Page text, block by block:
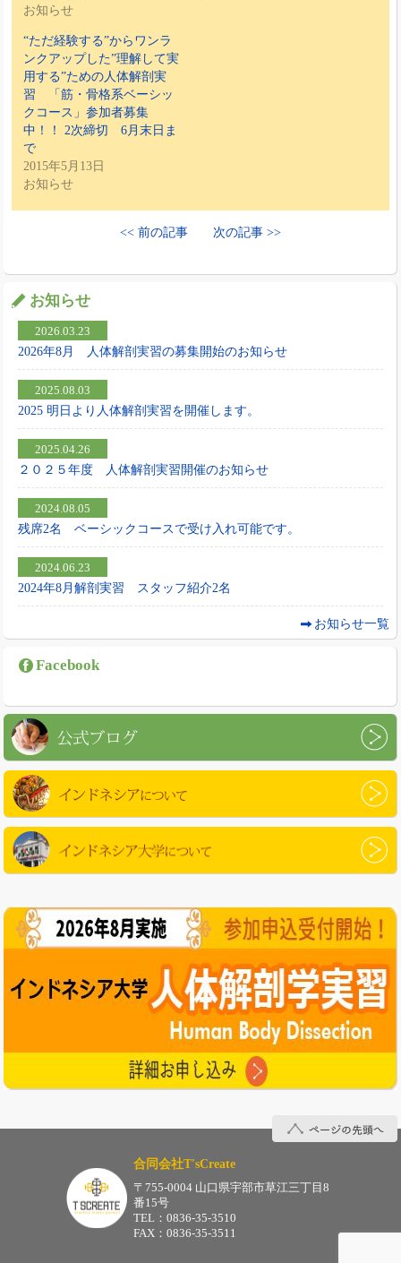
お知らせ
“ただ経験する”からワンラ
ンクアップした”理解して実
用する”ための人体解剖実
習 「筋・骨格系ベーシッ
クコース」参加者募集
中！！ 2次締切 6月末日ま
で
2015年5月13日
お知らせ
<< 前の記事 次の記事 >>
お知らせ
2026.03.23
2026年8月 人体解剖実習の募集開始のお知らせ
2025.08.03
2025 明日より人体解剖実習を開催します。
2025.04.26
２０２５年度 人体解剖実習開催のお知らせ
2024.08.05
残席2名 ベーシックコースで受け入れ可能です。
2024.06.23
2024年8月解剖実習 スタッフ紹介2名
お知らせ一覧
Facebook
公式ブログ
インドネシアについて
インドネシア大学について
合同会社T'sCreate
〒755-0004 山口県宇部市草江三丁目8
番15号
TEL：0836-35-3510
FAX：0836-35-3511